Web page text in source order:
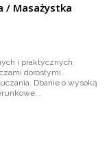
/ Masażystka
i praktycznych.
dorosłymi.
Dbanie o wysoką